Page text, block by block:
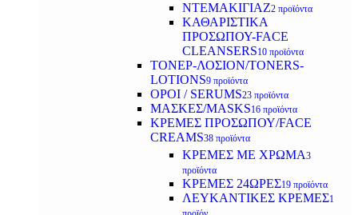
ΝΤΕΜΑΚΙΓΙΑΖ2 προϊόντα
ΚΑΘΑΡΙΣΤΙΚΑ
ΠΡΟΣΩΠΟΥ-FACE
CLEANSERS10 προϊόντα
ΤΟΝΕΡ-ΛΟΣΙΟΝ/TONERS-
LOTIONS9 προϊόντα
ΟΡΟΙ / SERUMS23 προϊόντα
ΜΑΣΚΕΣ/MASKS16 προϊόντα
ΚΡΕΜΕΣ ΠΡΟΣΩΠΟΥ/FACE
CREAMS38 προϊόντα
ΚΡΕΜΕΣ ΜΕ ΧΡΩΜΑ3
προϊόντα
ΚΡΕΜΕΣ 24ΩΡΕΣ19 προϊόντα
ΛΕΥΚΑΝΤΙΚΕΣ ΚΡΕΜΕΣ1